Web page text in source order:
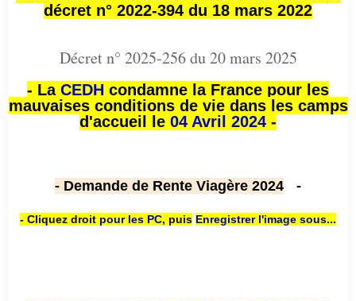
décret n° 2022-394 du 18 mars 2022
Décret n° 2025-256 du 20 mars 2025
- La CEDH condamne la France pour les
mauvaises conditions de vie dans les camps
d'accueil le 04 Avril 2024 -
- Demande de Rente Viagère 2024 -
- Cliquez droit pour les PC, puis Enregistrer l'image sous...